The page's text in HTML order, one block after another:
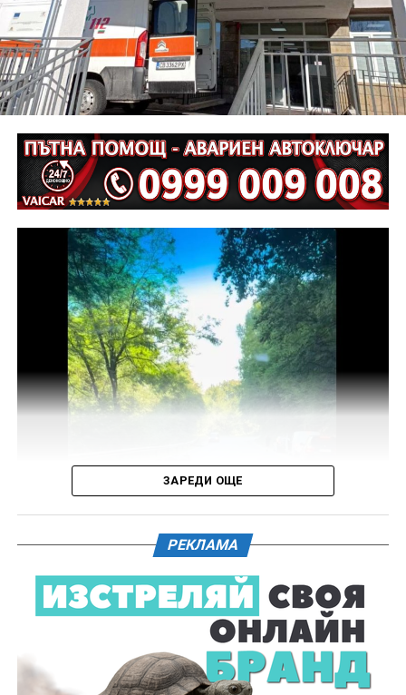
Неотложните следствени действия са извършени от
екип на ОД на МВР – Габрово съвместно с
автоексперт, като на място са изготвени и снимки.
Извършена е аутопсия на тялото на пострадалия и е
назначена съдебномедицинска експертиза.
Предстои назначаването на автотехническа
експертиза относно причините и механизма на
възникналото пътнотранспортно произшествие.
На полицейските органи са възложени оперативно –
издирвателни мероприятия, свързани с
установяване на предходно преминали по трасето
на инкриминираната дата моторни превозни
средства, с евентуално последвало
компрометиране на пътната настилка.
Във връзка с изясняване на този въпрос предстои
назначаване на химическа експертиза на иззети в
Действията по разследването продължават под
ръководството на Окръжна прокуратура – Габрово.
61-годишен мъж от севлиевското село Шумата
загуби живота след като катастрофира с мотор.
Тежкият инцидент е станал в събота, 1 август, около
10.00 часа в прохода Шипка. По данни на полицията
мотористът е самокатастрофирал.
ЗАРЕДИ ОЩЕ
РЕКЛАМА